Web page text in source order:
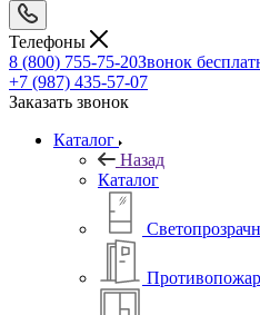
Телефоны
8 (800) 755-75-20Звонок
+7 (987) 435-57-07
Заказать звонок
Каталог
Назад
Каталог